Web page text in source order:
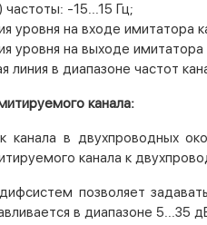
-15...15 Гц;
уровня на входе имитатора
уровня на выходе
линия в диапазоне частот
канала:
канала в двухпроводных
канала к
дифсистем позволяет
в диапазоне 5...35